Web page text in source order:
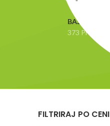
BAŠTA
373 Proizvoda
FILTRIRAJ PO CENI